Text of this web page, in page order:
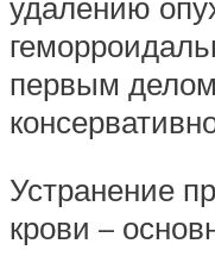
первым делом
Устранение
крови –